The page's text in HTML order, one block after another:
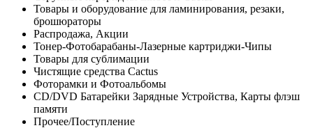
Товары и оборудование для ламинирования, резаки,
брошюраторы
Распродажа, Акции
Тонер-Фотобарабаны-Лазерные картриджи-Чипы
Товары для сублимации
Чистящие средства Cactus
Фоторамки и Фотоальбомы
CD/DVD Батарейки Зарядные Устройства, Карты флэш
памяти
Прочее/Поступление